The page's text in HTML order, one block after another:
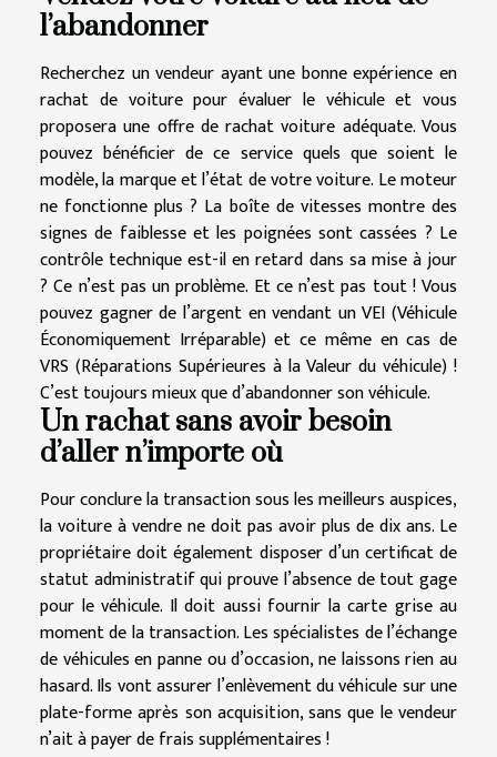
l’abandonner
Recherchez un vendeur ayant une bonne expérience en
rachat de voiture pour évaluer le véhicule et vous
proposera une offre de rachat voiture adéquate. Vous
pouvez bénéficier de ce service quels que soient le
modèle, la marque et l’état de votre voiture. Le moteur
ne fonctionne plus ? La boîte de vitesses montre des
signes de faiblesse et les poignées sont cassées ? Le
contrôle technique est-il en retard dans sa mise à jour
? Ce n’est pas un problème. Et ce n’est pas tout ! Vous
pouvez gagner de l’argent en vendant un VEI (Véhicule
Économiquement Irréparable) et ce même en cas de
VRS (Réparations Supérieures à la Valeur du véhicule) !
C’est toujours mieux que d’abandonner son véhicule.
Un rachat sans avoir besoin
d’aller n’importe où
Pour conclure la transaction sous les meilleurs auspices,
la voiture à vendre ne doit pas avoir plus de dix ans. Le
propriétaire doit également disposer d’un certificat de
statut administratif qui prouve l’absence de tout gage
pour le véhicule. Il doit aussi fournir la carte grise au
moment de la transaction. Les spécialistes de l’échange
de véhicules en panne ou d’occasion, ne laissons rien au
hasard. Ils vont assurer l’enlèvement du véhicule sur une
plate-forme après son acquisition, sans que le vendeur
n’ait à payer de frais supplémentaires !